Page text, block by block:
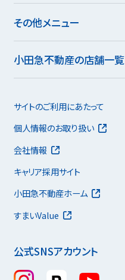
その他メニュー
小田急不動産の店舗一覧
公式SNSアカウント
サイトのご利用にあたって
個人情報のお取り扱い
会社情報
キャリア採用サイト
小田急不動産ホーム
すまいValue